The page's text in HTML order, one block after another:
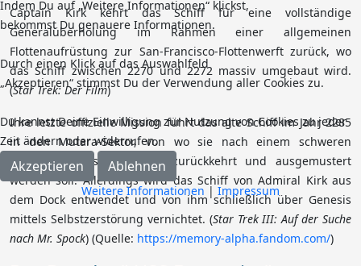
Captain Kirk kehrt das Schiff für eine vollständige
Generalüberholung im Rahmen einer allgemeinen
Flottenaufrüstung zur San-Francisco-Flottenwerft zurück, wo
das Schiff zwischen 2270 und 2272 massiv umgebaut wird.
(Star Trek: Der Film)
Ihre letzte offizielle Mission führt das alte Schiff im Jahr 2285
in den Mutara-Sektor, von wo sie nach einem schweren
Gefecht in das Raumdock zurückkehrt und ausgemustert
werden soll. Allerdings wird das Schiff von Admiral Kirk aus
dem Dock entwendet und von ihm schließlich über Genesis
mittels Selbstzerstörung vernichtet. (Star Trek III: Auf der Suche
nach Mr. Spock) (Quelle: https://memory-alpha.fandom.com/)
Indem Du auf „Weitere Informationen“ klickst,
bekommst Du genauere Informationen.
Durch einen Klick auf das Auswahlfeld
„Akzeptieren“ stimmst Du der Verwendung aller Cookies zu.
Du kannst Deine Einwilligung zur Nutzung von Cookies zu jeder
Zeit ändern oder widerrufen.
Akzeptieren Ablehnen
Weitere Informationen | Impressum